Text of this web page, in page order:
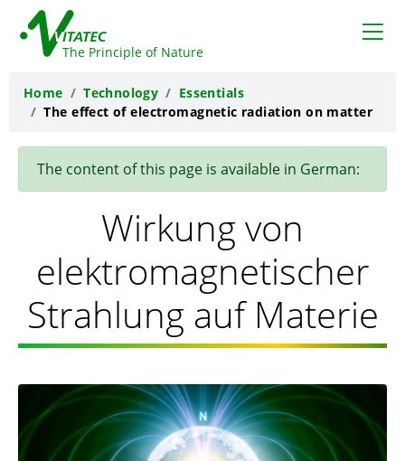
The Principle of Nature
Home Technology
Essentials
The effect of electromagnetic radiation on matter
The content of this page is available in German:
Wirkung von
elektromagnetischer
Strahlung auf Materie